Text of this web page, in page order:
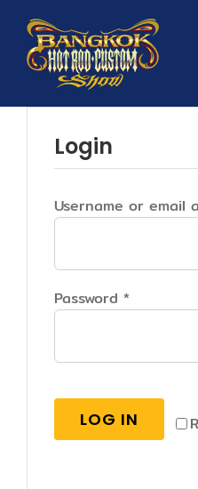
content
Login
Username or email
Password *
LOG IN